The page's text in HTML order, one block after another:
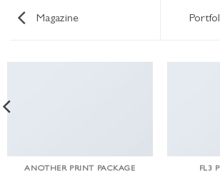
Magazine
ANOTHER PRINT PACKAGE FL3